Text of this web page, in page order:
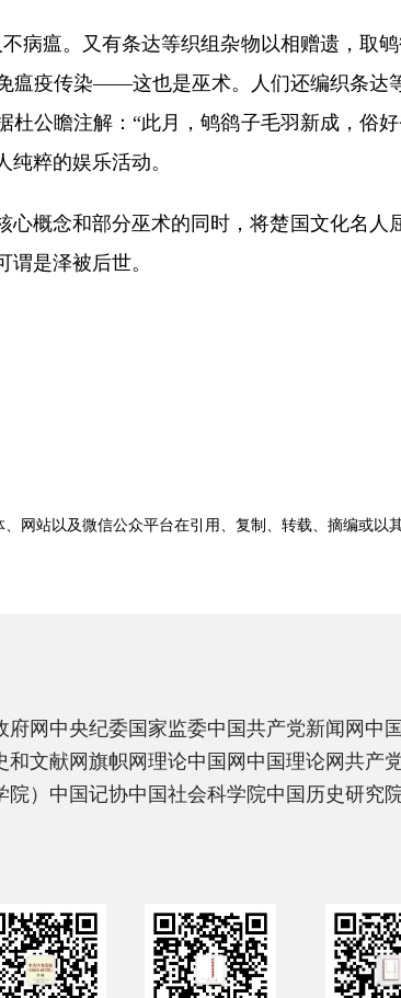
瘟。又有条达等织组杂物以相赠遗，取鸲
瘟疫传染——这也是巫术。人们还编织条达
公瞻注解：“此月，鸲鹆子毛羽新成，俗
粹的娱乐活动。
概念和部分巫术的同时，将楚国文化名人
是泽被后世。
网站以及微信公众平台在引用、复制、转载、摘编或以
府网 中央纪委国家监委中国共产党新闻网 中
和文献网 旗帜网 理论中国网 中国理论网 共产
） 中国记协中国社会科学院中国历史研究